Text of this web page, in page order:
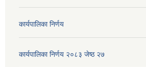
कार्यपालिका निर्णय
कार्यपालिका निर्णय २०८३ जेष्ठ २७